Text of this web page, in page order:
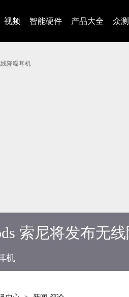
视频 智能硬件 产品大全 众
索尼将发布无
机